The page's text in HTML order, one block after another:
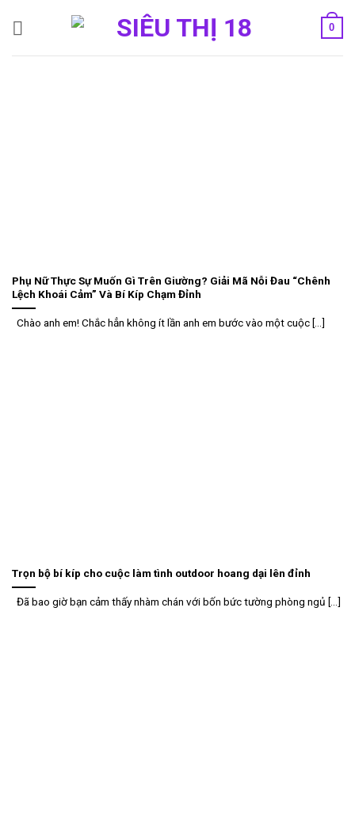
0
Phụ Nữ Thực Sự Muốn Gì Trên Giường? Giải Mã Nỗi Đau “Chênh
Lệch Khoái Cảm” Và Bí Kíp Chạm Đỉnh
Chào anh em! Chắc hẳn không ít lần anh em bước vào một cuộc [...]
Trọn bộ bí kíp cho cuộc làm tình outdoor hoang dại lên đỉnh
Đã bao giờ bạn cảm thấy nhàm chán với bốn bức tường phòng ngủ [...]